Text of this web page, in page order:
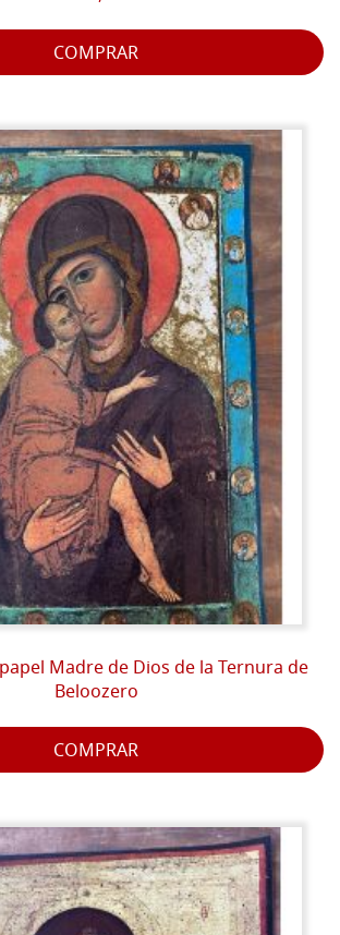
COMPRAR
Madre de Dios de la Ternura de
Beloozero
COMPRAR